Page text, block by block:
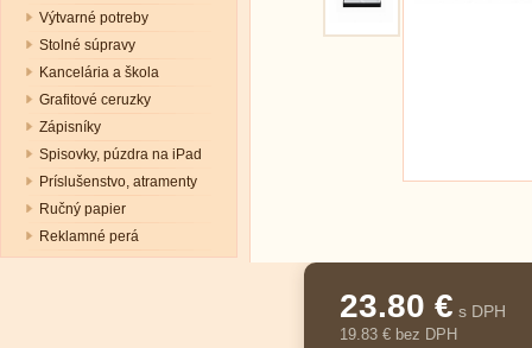
Výtvarné potreby
Stolné súpravy
Kancelária a škola
Grafitové ceruzky
Zápisníky
Spisovky, púzdra na iPad
Príslušenstvo, atramenty
Ručný papier
Reklamné perá
23.80 € s DPH
19.83 € bez DPH